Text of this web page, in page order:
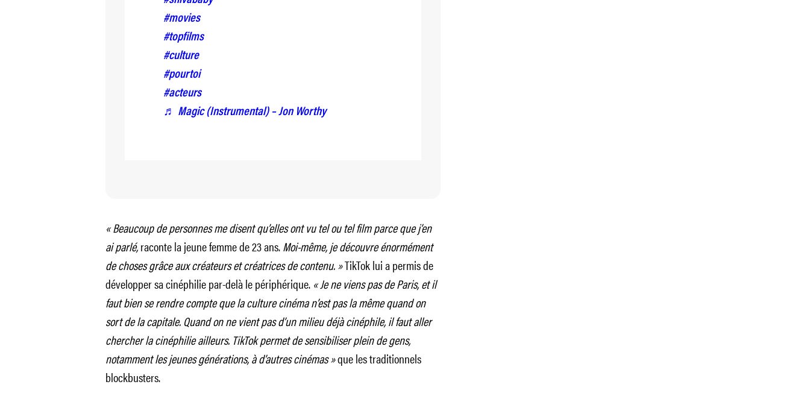
#movies
#topfilms
#culture
#pourtoi
#acteurs
♬ Magic (Instrumental) – Jon Worthy
« Beaucoup de personnes me disent qu’elles ont vu tel ou tel film parce que j’en
ai parlé,raconte la jeune femme de 23 ans.Moi-même, je découvre énormément
de choses grâce aux créateurs et créatrices de contenu. »TikTok lui a permis de
développer sa cinéphilie par-delà le périphérique. « Je ne viens pas de Paris, et il
faut bien se rendre compte que la culture cinéma n’est pas la même quand on
sort de la capitale. Quand on ne vient pas d’un milieu déjà cinéphile, il faut aller
chercher la cinéphilie ailleurs. TikTok permet de sensibiliser plein de gens,
notamment les jeunes générations, à d’autres cinémas »que les traditionnels
blockbusters.